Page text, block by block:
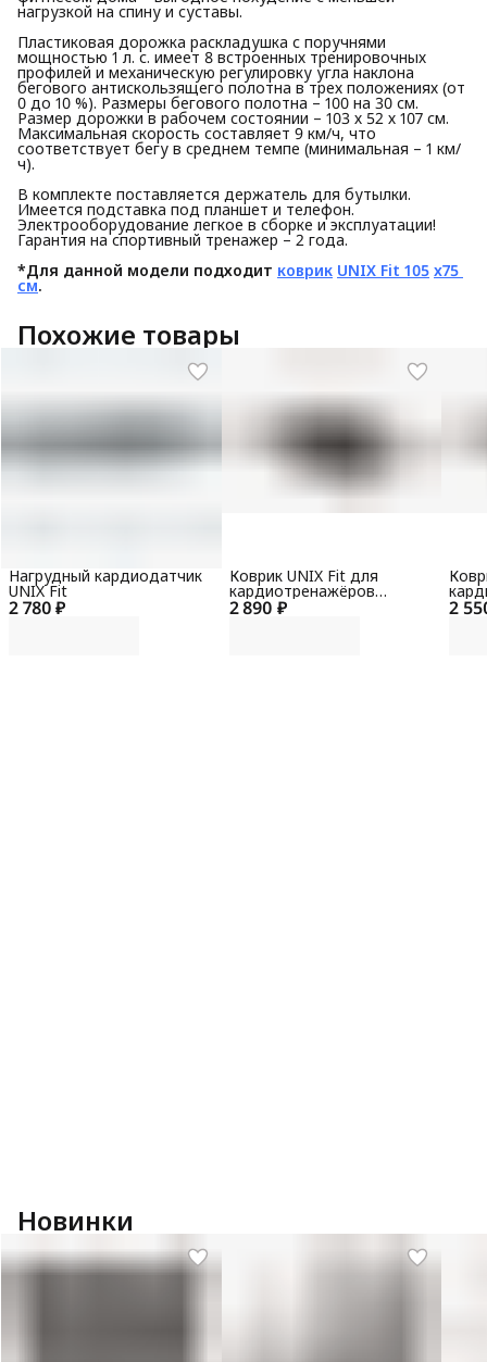
нагрузкой на спину и суставы.
Пластиковая дорожка раскладушка с поручнями
мощностью 1 л. с. имеет 8 встроенных тренировочных
профилей и механическую регулировку угла наклона
бегового антискользящего полотна в трех положениях (от
0 до 10 %). Размеры бегового полотна – 100 на 30 см.
Размер дорожки в рабочем состоянии – 103 х 52 х 107 см.
Максимальная скорость составляет 9 км/ч, что
соответствует бегу в среднем темпе (минимальная – 1 км/
ч).
В комплекте поставляется держатель для бутылки.
Имеется подставка под планшет и телефон.
Электрооборудование легкое в сборке и эксплуатации!
Гарантия на спортивный тренажер – 2 года.
*Для данной модели подходит коврик UNIX Fit 105 x75
см.
Похожие товары
2 780 ₽
Нагрудный кардиодатчик
UNIX Fit
2 890 ₽
Коврик UNIX Fit для
кардиотренажёров
150x90x0,6 см 2
Новинки